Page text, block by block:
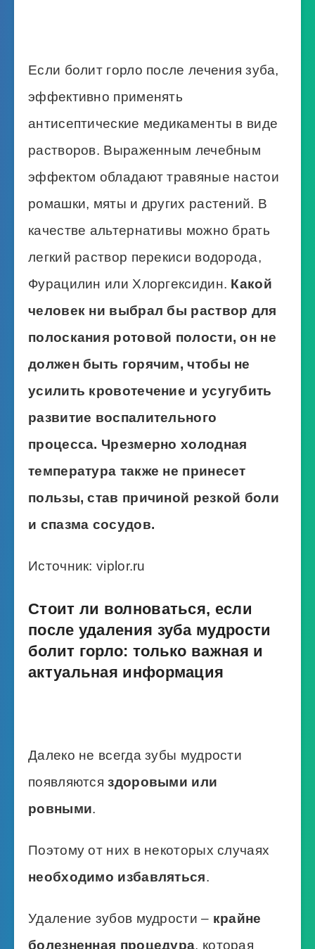
Если болит горло после лечения зуба,
эффективно применять
антисептические медикаменты в виде
растворов. Выраженным лечебным
эффектом обладают травяные настои
ромашки, мяты и других растений. В
качестве альтернативы можно брать
легкий раствор перекиси водорода,
Фурацилин или Хлоргексидин. Какой
человек ни выбрал бы раствор для
полоскания ротовой полости, он не
должен быть горячим, чтобы не
усилить кровотечение и усугубить
развитие воспалительного
процесса. Чрезмерно холодная
температура также не принесет
пользы, став причиной резкой боли
и спазма сосудов.
Источник: viplor.ru
Стоит ли волноваться, если
после удаления зуба мудрости
болит горло: только важная и
актуальная информация
Далеко не всегда зубы мудрости
появляютсяздоровыми или
ровными.
Поэтому от них в некоторых случаях
необходимо избавляться.
Удаление зубов мудрости – крайне
болезненная процедура, которая